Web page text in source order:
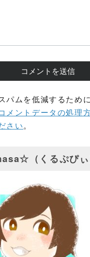
パムを低減するため
メントデータの処理
さい。
（くるぷぴぃ